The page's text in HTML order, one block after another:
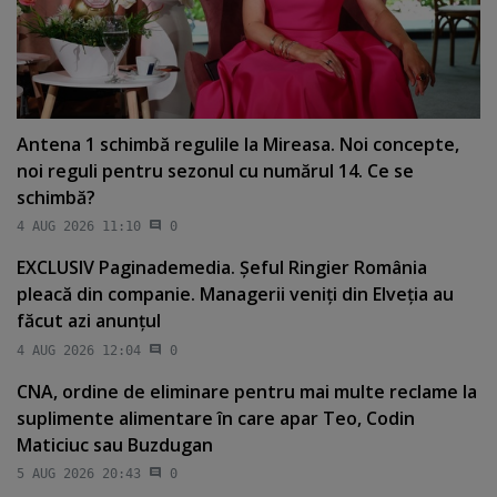
Antena 1 schimbă regulile la Mireasa. Noi concepte,
noi reguli pentru sezonul cu numărul 14. Ce se
schimbă?
4 AUG 2026 11:10 0
EXCLUSIV Paginademedia. Şeful Ringier România
pleacă din companie. Managerii veniţi din Elveţia au
făcut azi anunţul
4 AUG 2026 12:04 0
CNA, ordine de eliminare pentru mai multe reclame la
suplimente alimentare în care apar Teo, Codin
Maticiuc sau Buzdugan
5 AUG 2026 20:43 0